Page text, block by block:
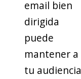
email bien
dirigida
puede
mantener a
tu audiencia